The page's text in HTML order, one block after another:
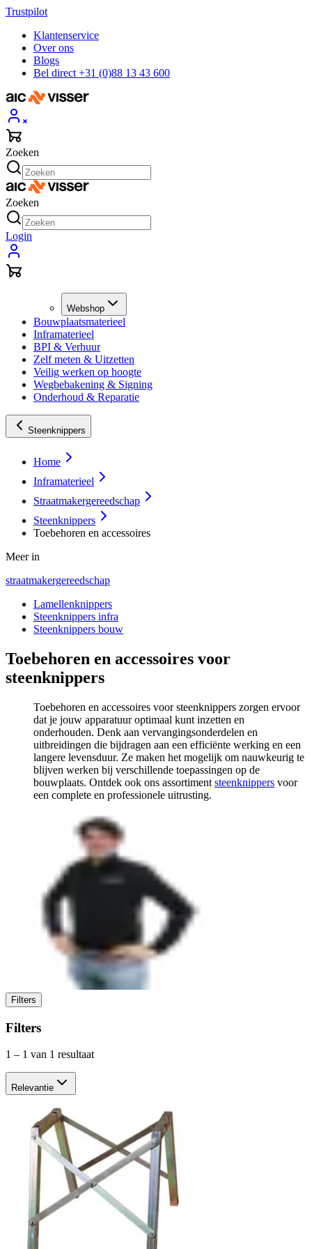
Trustpilot
Klantenservice
Over ons
Blogs
Bel direct +31 (0)88 13 43 600
Zoeken
Zoeken
Login
Webshop
Bouwplaatsmaterieel
Inframaterieel
BPI & Verhuur
Zelf meten & Uitzetten
Veilig werken op hoogte
Wegbebakening & Signing
Onderhoud & Reparatie
Steenknippers
Home
Inframaterieel
Straatmakergereedschap
Steenknippers
Toebehoren en accessoires
Meer in
straatmakergereedschap
Lamellenknippers
Steenknippers infra
Steenknippers bouw
Toebehoren en accessoires voor
steenknippers
Toebehoren en accessoires voor steenknippers zorgen ervoor
dat je jouw apparatuur optimaal kunt inzetten en
onderhouden. Denk aan vervangingsonderdelen en
uitbreidingen die bijdragen aan een efficiënte werking en een
langere levensduur. Ze maken het mogelijk om nauwkeurig te
blijven werken bij verschillende toepassingen op de
bouwplaats. Ontdek ook ons assortiment steenknippers voor
een complete en professionele uitrusting.
Filters
Filters
1 – 1 van 1 resultaat
Relevantie